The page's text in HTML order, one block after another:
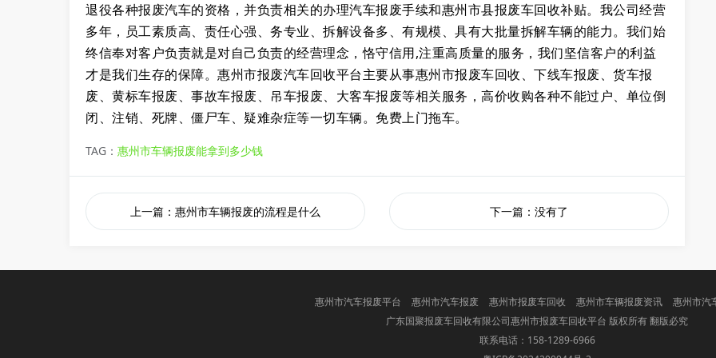
退役各种报废汽车的资格，并负责相关的办理汽车报废手续和惠州市县报废车回收补贴。我公司经营
多年，员工素质高、责任心强、务专业、拆解设备多、有规模、具有大批量拆解车辆的能力。我们始
终信奉对客户负责就是对自己负责的经营理念，恪守信用,注重高质量的服务，我们坚信客户的利益
才是我们生存的保障。 惠州市报废汽车回收平台主要从事惠州市报废车回收、下线车报废、货车报
废、黄标车报废、事故车报废、吊车报废、大客车报废等相关服务，高价收购各种不能过户、单位倒
闭、注销、死牌、僵尸车、疑难杂症等一切车辆。免费上门拖车。
TAG： 惠州市车辆报废能拿到多少钱
上一篇：惠州市车辆报废的流程是什么 下一篇：没有了
惠州市汽车报废平台 惠州市汽车报废 惠州市报废车回收 惠州市车辆报废资讯
惠州市汽
广东国聚报废车回收有限公司惠州市报废车回收平台 版权所有 翻版必究
联系电话：158-1289-6966